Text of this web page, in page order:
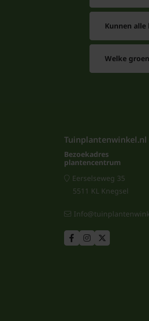
Kunnen
Welke
Tuinplantenwinkel.nl
Bezoekadres
plantencentrum
Eerselseweg 35
5511 KL Knegsel